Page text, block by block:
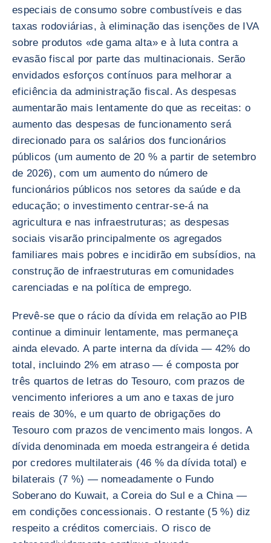
especiais de consumo sobre combustíveis e das
taxas rodoviárias, à eliminação das isenções de IVA
sobre produtos «de gama alta» e à luta contra a
evasão fiscal por parte das multinacionais. Serão
envidados esforços contínuos para melhorar a
eficiência da administração fiscal. As despesas
aumentarão mais lentamente do que as receitas: o
aumento das despesas de funcionamento será
direcionado para os salários dos funcionários
públicos (um aumento de 20 % a partir de setembro
de 2026), com um aumento do número de
funcionários públicos nos setores da saúde e da
educação; o investimento centrar-se-á na
agricultura e nas infraestruturas; as despesas
sociais visarão principalmente os agregados
familiares mais pobres e incidirão em subsídios, na
construção de infraestruturas em comunidades
carenciadas e na política de emprego.
Prevê-se que o rácio da dívida em relação ao PIB
continue a diminuir lentamente, mas permaneça
ainda elevado. A parte interna da dívida — 42% do
total, incluindo 2% em atraso — é composta por
três quartos de letras do Tesouro, com prazos de
vencimento inferiores a um ano e taxas de juro
reais de 30%, e um quarto de obrigações do
Tesouro com prazos de vencimento mais longos. A
dívida denominada em moeda estrangeira é detida
por credores multilaterais (46 % da dívida total) e
bilaterais (7 %) — nomeadamente o Fundo
Soberano do Kuwait, a Coreia do Sul e a China —
em condições concessionais. O restante (5 %) diz
respeito a créditos comerciais. O risco de